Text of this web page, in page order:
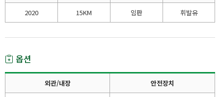
2020 15KM 임판 휘발유
옵션
외관/내장 안전장치